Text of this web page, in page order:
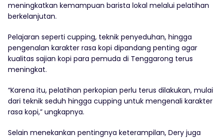
meningkatkan kemampuan barista lokal melalui pelatihan
berkelanjutan.
Pelajaran seperti cupping, teknik penyeduhan, hingga
pengenalan karakter rasa kopi dipandang penting agar
kualitas sajian kopi para pemuda di Tenggarong terus
meningkat.
“Karena itu, pelatihan perkopian perlu terus dilakukan, mulai
dari teknik seduh hingga cupping untuk mengenali karakter
rasa kopi,” ungkapnya.
Selain menekankan pentingnya keterampilan, Dery juga